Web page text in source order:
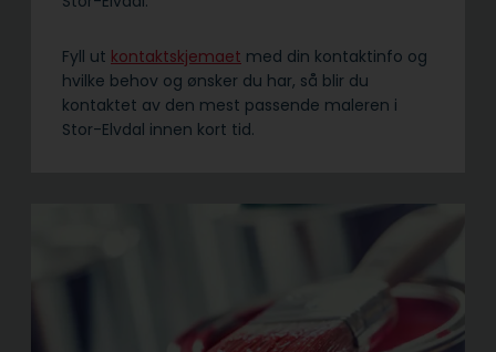
Fyll ut kontaktskjemaet med din kontaktinfo og
hvilke behov og ønsker du har, så blir du
kontaktet av den mest passende maleren i
Stor-Elvdal innen kort tid.